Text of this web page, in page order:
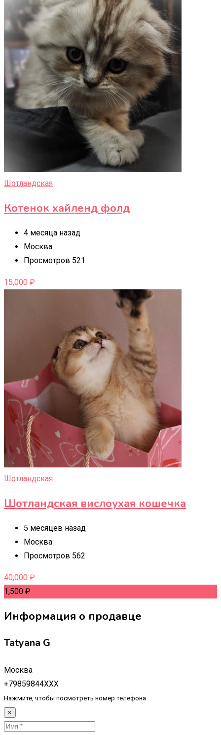
Шотландская
Котенок хайленд фолд
4 месяца назад
Москва
Просмотров 521
15,000 ₽
Шотландская
Шотландская вислоухая кошечка
5 месяцев назад
Москва
Просмотров 562
40,000 ₽
1,500 ₽
Информация о продавце
Tatyana G
Москва
+79859844XXX
Нажмите, чтобы посмотреть номер телефона
×